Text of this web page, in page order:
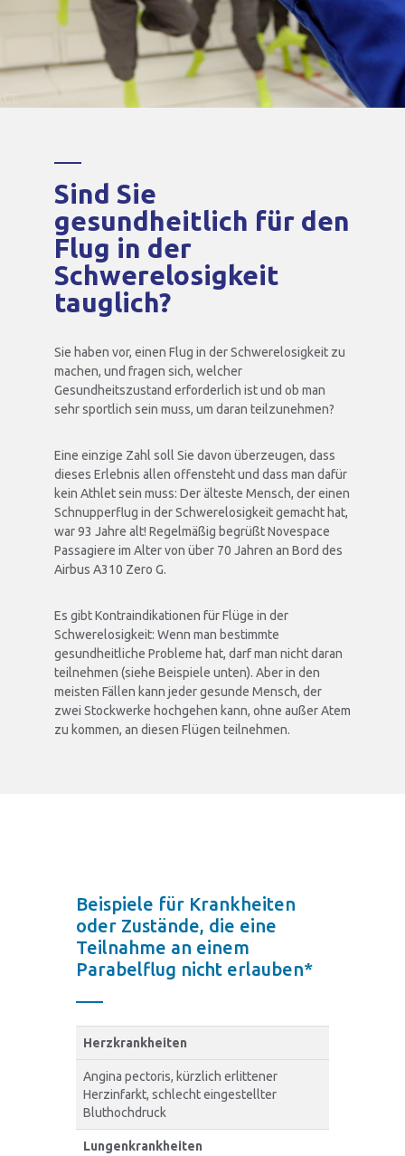
Sind Sie
gesundheitlich für den
Flug in der
Schwerelosigkeit
tauglich?
Sie haben vor, einen Flug in der Schwerelosigkeit zu
machen, und fragen sich, welcher
Gesundheitszustand erforderlich ist und ob man
sehr sportlich sein muss, um daran teilzunehmen?
Eine einzige Zahl soll Sie davon überzeugen, dass
dieses Erlebnis allen offensteht und dass man dafür
kein Athlet sein muss: Der älteste Mensch, der einen
Schnupperflug in der Schwerelosigkeit gemacht hat,
war 93 Jahre alt! Regelmäßig begrüßt Novespace
Passagiere im Alter von über 70 Jahren an Bord des
Airbus A310 Zero G.
Es gibt Kontraindikationen für Flüge in der
Schwerelosigkeit: Wenn man bestimmte
gesundheitliche Probleme hat, darf man nicht daran
teilnehmen (siehe Beispiele unten). Aber in den
meisten Fällen kann jeder gesunde Mensch, der
zwei Stockwerke hochgehen kann, ohne außer Atem
zu kommen, an diesen Flügen teilnehmen.
Beispiele für Krankheiten
oder Zustände, die eine
Teilnahme an einem
Parabelflug nicht erlauben*
Herzkrankheiten
Angina pectoris, kürzlich erlittener
Herzinfarkt, schlecht eingestellter
Bluthochdruck
Lungenkrankheiten